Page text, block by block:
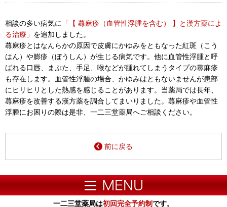
相談の多い病気に
「【 蕁麻疹（血管性浮腫を含む） 】と漢方薬によ
る治療」 を追加しました。
蕁麻疹とはなんらかの原因で皮膚にかゆみをともなった紅斑（こう
はん）や膨疹（ぼうしん）が生じる病気です。他に血管性浮腫と呼
ばれる口唇、まぶた、手足、喉などが腫れてしまうタイプの蕁麻疹
も存在します。血管性浮腫の場合、かゆみはともないませんが患部
にヒリヒリとした熱感を感じることがあります。当薬局では長年、
蕁麻疹を改善する漢方薬を調合してまいりました。蕁麻疹や血管性
浮腫にお困りの際は是非、一二三堂薬局へご相談ください。
前に戻る
一二三堂薬局は初回完全予約制です。